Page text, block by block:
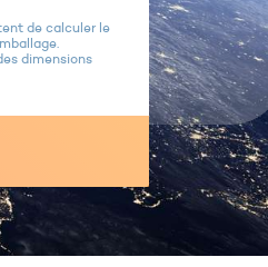
de calculer le
dimensions